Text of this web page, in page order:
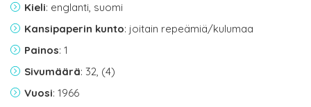
Kieli: englanti, suomi
Kansipaperin kunto: joitain repeämiä/kulumaa
Painos: 1
Sivumäärä: 32, (4)
Vuosi: 1966